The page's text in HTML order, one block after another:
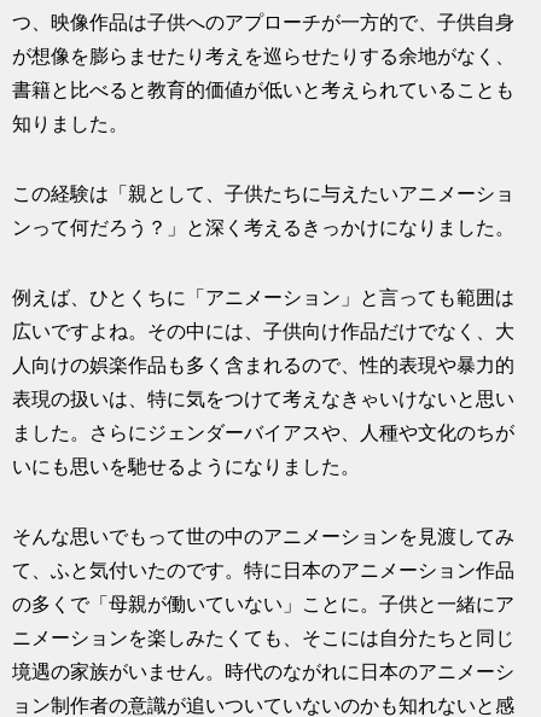
つ、映像作品は子供へのアプローチが一方的で、子供自身
が想像を膨らませたり考えを巡らせたりする余地がなく、
書籍と比べると教育的価値が低いと考えられていることも
知りました。
この経験は「親として、子供たちに与えたいアニメーショ
ンって何だろう？」と深く考えるきっかけになりました。
例えば、ひとくちに「アニメーション」と言っても範囲は
広いですよね。その中には、子供向け作品だけでなく、大
人向けの娯楽作品も多く含まれるので、性的表現や暴力的
表現の扱いは、特に気をつけて考えなきゃいけないと思い
ました。さらにジェンダーバイアスや、人種や文化のちが
いにも思いを馳せるようになりました。
そんな思いでもって世の中のアニメーションを見渡してみ
て、ふと気付いたのです。特に日本のアニメーション作品
の多くで「母親が働いていない」ことに。子供と一緒にア
ニメーションを楽しみたくても、そこには自分たちと同じ
境遇の家族がいません。時代のながれに日本のアニメーシ
ョン制作者の意識が追いついていないのかも知れないと感